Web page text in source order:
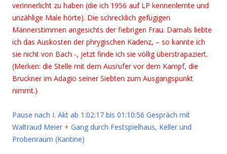
verinnerlicht zu haben (die ich 1956 auf LP kennenlernte und
unzählige Male hörte). Die schrecklich gefügigen
Männerstimmen angesichts der fiebrigen Frau. Damals liebte
ich das Auskosten der phrygischen Kadenz, – so kannte ich
sie nicht von Bach -, jetzt finde ich sie völlig überstrapaziert.
(Merken: die Stelle mit dem Ausrufer vor dem Kampf, die
Bruckner im Adagio seiner Siebten zum Ausgangspunkt
nimmt.)
Pause nach I. Akt ab 1:02:17 bis 01:10:56 Gespräch mit
Waltraud Meier + Gang durch Festspielhaus, Keller und
Probenraum (Kantine)